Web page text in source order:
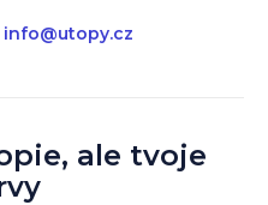
info@utopy.cz
ale tvoje